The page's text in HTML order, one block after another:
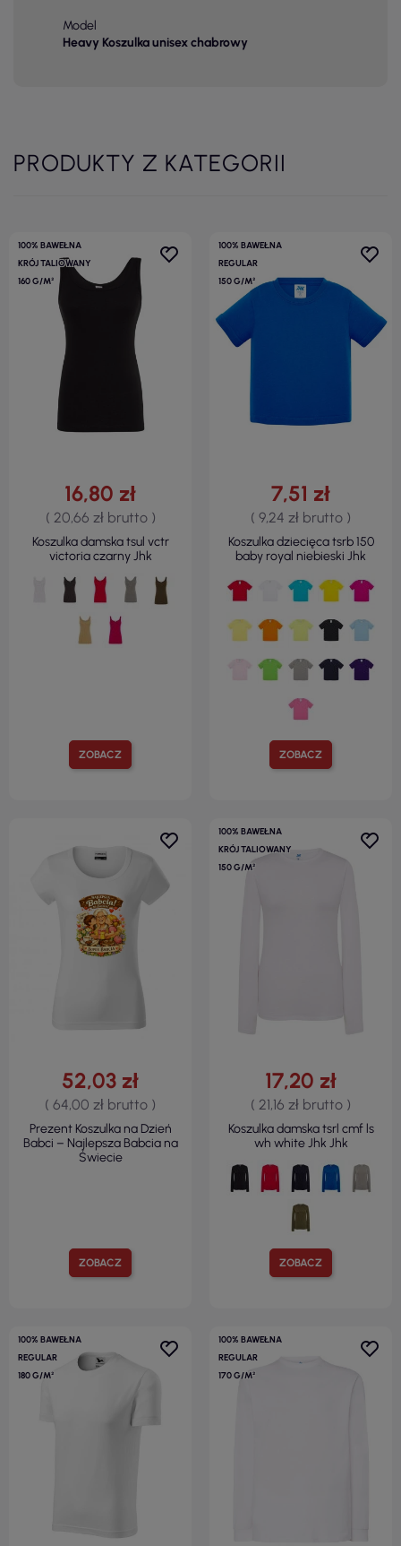
Model
Heavy Koszulka unisex chabrowy
PRODUKTY Z KATEGORII
100% BAWEŁNA
KRÓJ TALIOWANY
160 G/M²
ZOBACZ
16,80 zł
( 20,66 zł brutto )
Koszulka damska tsul vctr
victoria czarny Jhk
100% BAWEŁNA
REGULAR
150 G/M²
ZOBACZ
7,51 zł
( 9,24 zł brutto )
Koszulka dziecięca tsrb 150
baby royal niebieski Jhk
ZOBACZ
52,03 zł
( 64,00 zł brutto )
Prezent Koszulka na Dzień
Babci – Najlepsza Babcia na
Świecie
100% BAWEŁNA
KRÓJ TALIOWANY
150 G/M²
ZOBACZ
17,20 zł
( 21,16 zł brutto )
Koszulka damska tsrl cmf ls
wh white Jhk Jhk
100% BAWEŁNA
REGULAR
180 G/M²
100% BAWEŁNA
REGULAR
170 G/M²